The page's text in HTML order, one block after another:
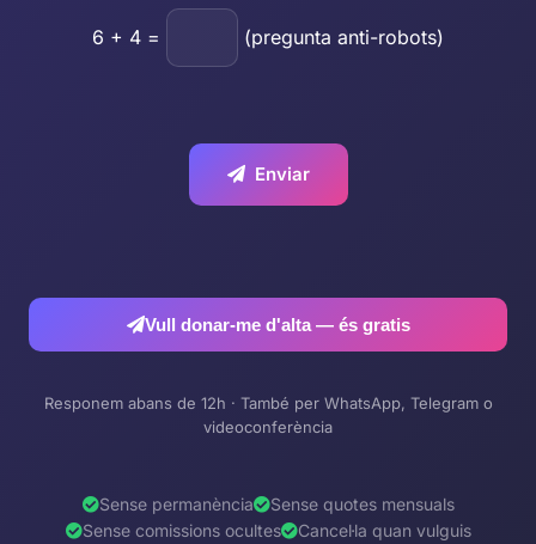
6 + 4 = (pregunta anti-robots)
Enviar
Vull donar-me d'alta — és gratis
Responem abans de 12h · També per WhatsApp, Telegram o
videoconferència
Sense permanència
Sense quotes mensuals
Sense comissions ocultes
Cancel·la quan vulguis